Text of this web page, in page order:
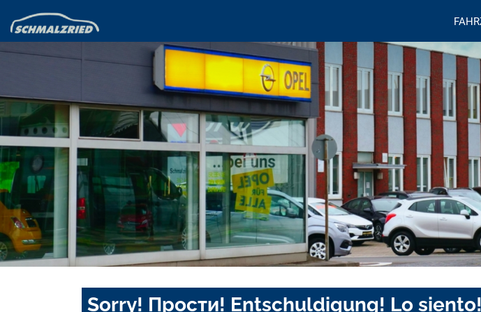
Sorry! Прости! Entschuldigung! Lo